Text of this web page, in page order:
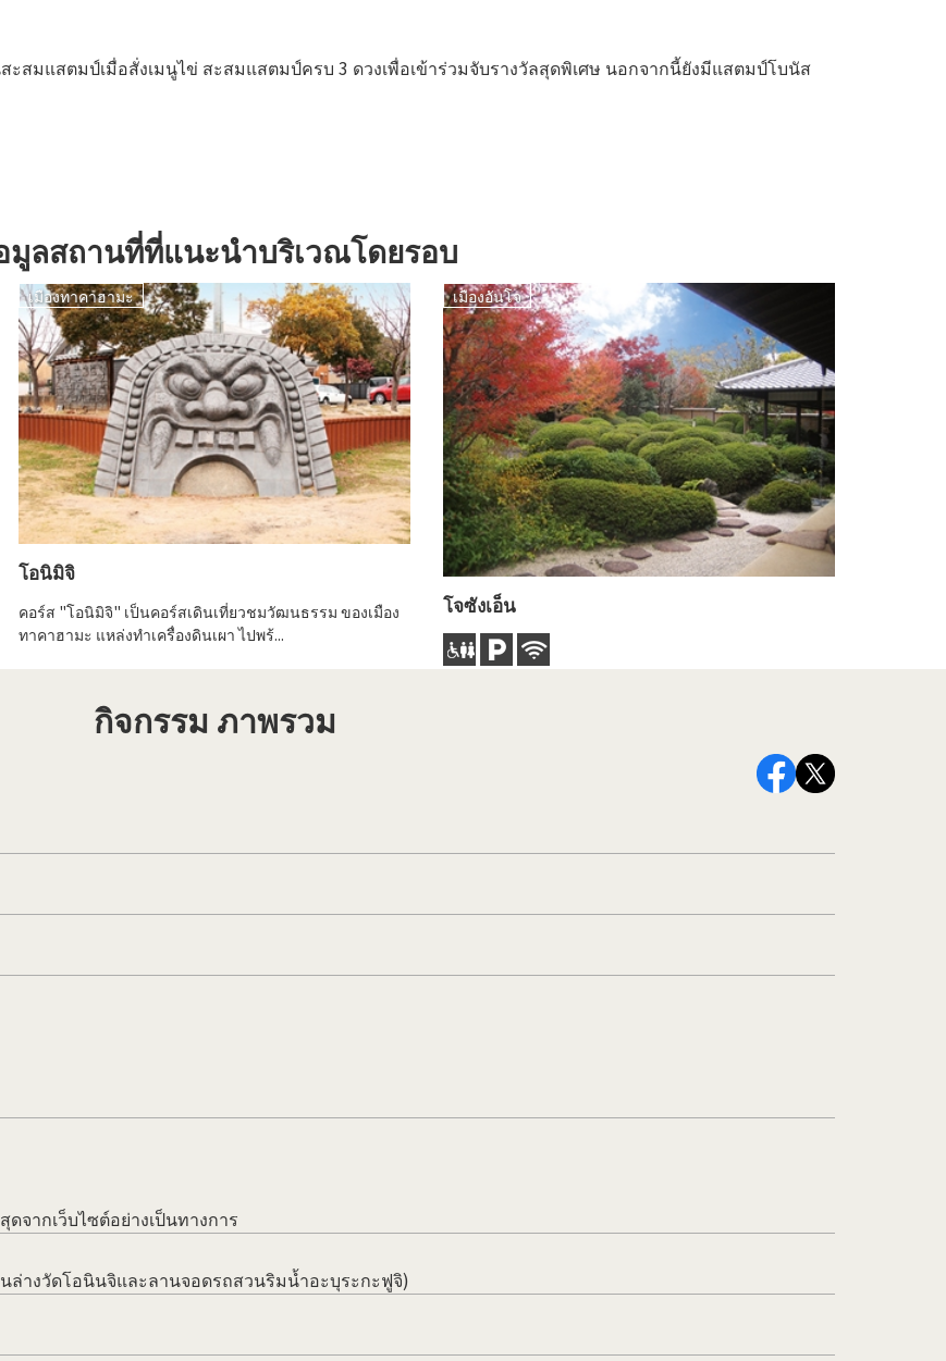
สมแสตมป์เมื่อสั่งเมนูไข่ สะสมแสตมป์ครบ 3 ดวงเพื่อเข้าร่วมจับรางวัลสุดพิเศษ นอกจากนี้ยังมีแสตมป์โบนัส
มูลสถานที่ที่แนะนำบริเวณโดยรอบ
เมืองทาคาฮามะ
โอนิมิจิ
คอร์ส "โอนิมิจิ" เป็นคอร์สเดินเที่ยวชมวัฒนธรรม ของเมือง
ทาคาฮามะ แหล่งทำเครื่องดินเผา ไปพร้...
เมืองอันโจ
โจซังเอ็น
กิจกรรม ภาพรวม
จากเว็บไซต์อย่างเป็นทางการ
างวัดโอนินจิและลานจอดรถสวนริมน้ำอะบุระกะฟูจิ)